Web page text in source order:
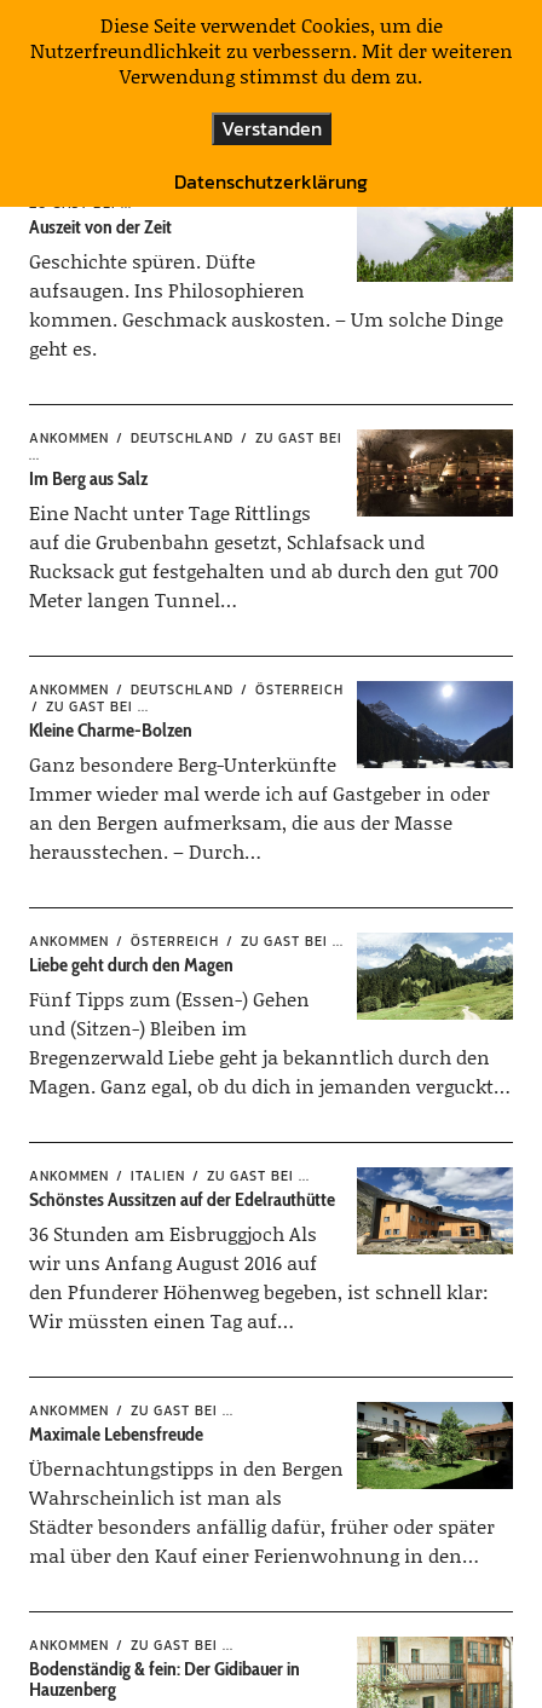
KulturNatur
Zu Gast bei …
ZU GAST BEI ...
Auszeit von der Zeit
Geschichte spüren. Düfte
aufsaugen. Ins Philosophieren
kommen. Geschmack auskosten. – Um solche Dinge
geht es.
ANKOMMEN DEUTSCHLAND
ZU GAST BEI
...
Im Berg aus Salz
Eine Nacht unter Tage Rittlings
auf die Grubenbahn gesetzt, Schlafsack und
Rucksack gut festgehalten und ab durch den gut 700
Meter langen Tunnel…
ANKOMMEN DEUTSCHLAND
ÖSTERREICH
ZU GAST BEI ...
Kleine Charme-Bolzen
Ganz besondere Berg-Unterkünfte
Immer wieder mal werde ich auf Gastgeber in oder
an den Bergen aufmerksam, die aus der Masse
herausstechen. – Durch…
ANKOMMEN ÖSTERREICH ZU GAST BEI ...
Liebe geht durch den Magen
Fünf Tipps zum (Essen-) Gehen
und (Sitzen-) Bleiben im
Bregenzerwald Liebe geht ja bekanntlich durch den
Magen. Ganz egal, ob du dich in jemanden verguckt…
ANKOMMEN ITALIEN ZU GAST BEI ...
Schönstes Aussitzen auf der Edelrauthütte
36 Stunden am Eisbruggjoch Als
wir uns Anfang August 2016 auf
den Pfunderer Höhenweg begeben, ist schnell klar:
Wir müssten einen Tag auf…
ANKOMMEN ZU GAST BEI ...
Maximale Lebensfreude
Übernachtungstipps in den Bergen
Wahrscheinlich ist man als
Städter besonders anfällig dafür, früher oder später
mal über den Kauf einer Ferienwohnung in den…
ANKOMMEN ZU GAST BEI ...
Bodenständig & fein: Der Gidibauer in
Hauzenberg
Diese Seite verwendet Cookies, um die
Nutzerfreundlichkeit zu verbessern. Mit der weiteren
Verwendung stimmst du dem zu.
Verstanden
Datenschutzerklärung